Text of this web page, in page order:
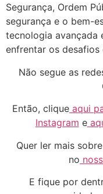
Segurança, Ordem
segurança e o bem-
tecnologia avançada
enfrentar os desafios
Não segue as
Então, clique aqui
Instagram e
Quer ler mais
no
E fique por